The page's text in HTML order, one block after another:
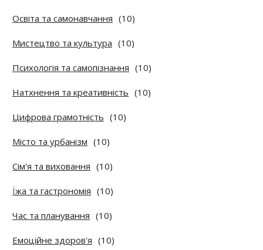
Освіта та самонавчання (10)
Мистецтво та культура (10)
Психологія та самопізнання (10)
Натхнення та креативність (10)
Цифрова грамотність (10)
Місто та урбанізм (10)
Сім'я та виховання (10)
Їжа та гастрономія (10)
Час та планування (10)
Емоційне здоров'я (10)